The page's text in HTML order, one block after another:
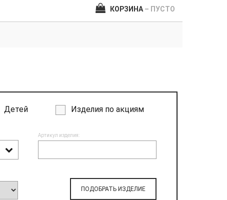
КОРЗИНА – ПУСТО
Детей Изделия по акциям
Артикул изделия:
ПОДОБРАТЬ ИЗДЕЛИЕ